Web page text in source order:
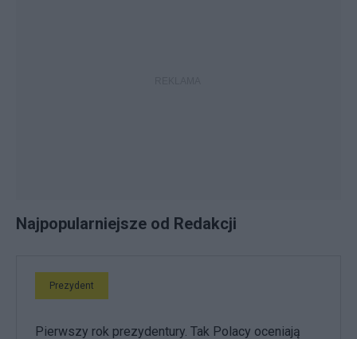
Najpopularniejsze od Redakcji
Prezydent
Pierwszy rok prezydentury. Tak Polacy oceniają